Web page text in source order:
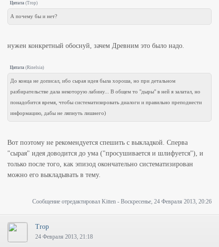
Цитата (Trop)
А почему бы и нет?
нужен конкретный обоснуй, зачем Древним это было надо.
Цитата (Rinelsia)
До конца не дописал, ибо сырая идея была хороша, но при детальном
разбирательстве дала некоторую лабину... В общем то "дыры" в ней я залатал, но
понадобится время, чтобы систематизировать диалоги и правильно преподнести
информацию, дабы не ляпнуть лишнего)
Вот поэтому не рекомендуется спешить с выкладкой. Сперва
"сырая" идея доводится до ума ("просушивается и шлифуется"), и
только после того, как эпизод окончательно систематизирован
можно его выкладывать в тему.
Сообщение отредактировал Kitten - Воскресенье, 24 Февраля 2013, 20:26
Trop
24 Февраля 2013, 21:18